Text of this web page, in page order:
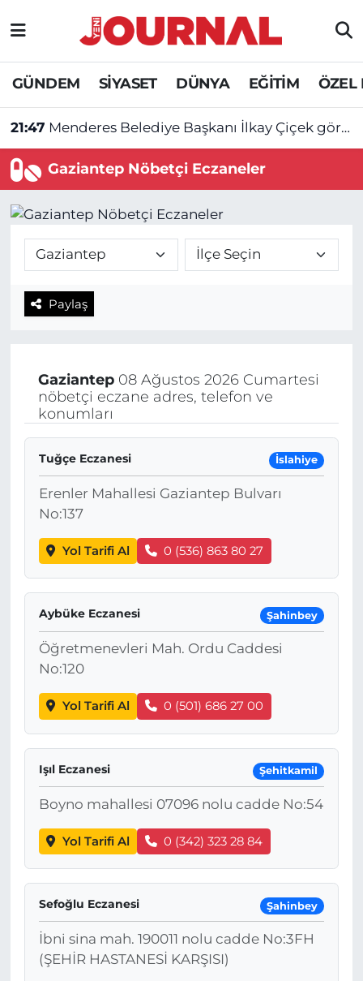
GÜNDEM SİYASET DÜNYA EĞİTİM ÖZEL
21:47 Menderes Belediye Başkanı İlkay Çiçek görevden uzaklaştırıldı
Gaziantep Nöbetçi Eczaneler
Paylaş
Gaziantep08 Ağustos 2026 Cumartesi
nöbetçi eczane adres, telefon ve
konumları
Tuğçe Eczanesi İslahiye
Erenler Mahallesi Gaziantep Bulvarı
No:137
Yol Tarifi Al 0 (536) 863 80 27
Aybüke Eczanesi Şahinbey
Öğretmenevleri Mah. Ordu Caddesi
No:120
Yol Tarifi Al 0 (501) 686 27 00
Işıl Eczanesi Şehitkamil
Boyno mahallesi 07096 nolu cadde No:54
Yol Tarifi Al 0 (342) 323 28 84
Sefoğlu Eczanesi Şahinbey
İbni sina mah. 190011 nolu cadde No:3FH
(ŞEHİR HASTANESİ KARŞISI)
GÜNDEM
SİYASET
SAĞLIK
DÜNYA
EĞİTİM
ÖZEL HABER
Nöbetçi Eczaneler
Hava Durumu
Trafik Durumu
Süper Lig Puan Durumu ve Fikstür
Tüm Manşetler
Son Dakika Haberleri
Haber Arşivi